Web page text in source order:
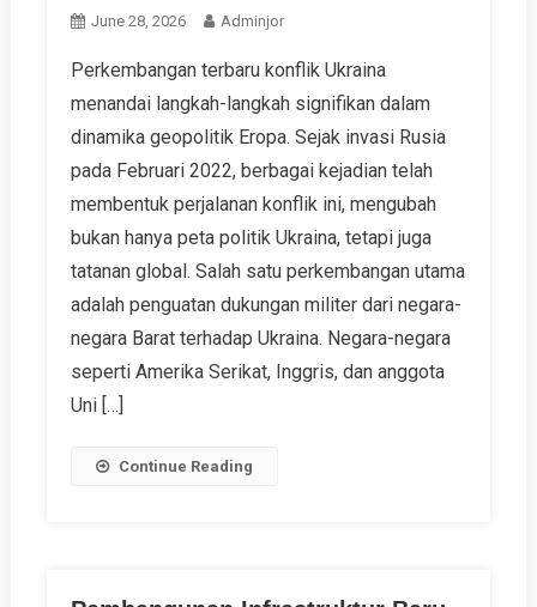
June 28, 2026 Adminjor
Perkembangan terbaru konflik Ukraina
menandai langkah-langkah signifikan dalam
dinamika geopolitik Eropa. Sejak invasi Rusia
pada Februari 2022, berbagai kejadian telah
membentuk perjalanan konflik ini, mengubah
bukan hanya peta politik Ukraina, tetapi juga
tatanan global. Salah satu perkembangan utama
adalah penguatan dukungan militer dari negara-
negara Barat terhadap Ukraina. Negara-negara
seperti Amerika Serikat, Inggris, dan anggota
Uni […]
Continue Reading